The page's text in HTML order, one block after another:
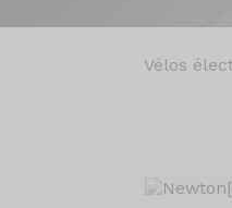
Vélos